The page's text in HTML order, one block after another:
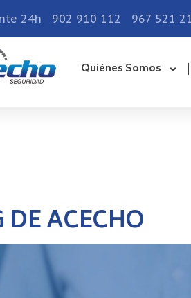
24h 902 910 112 967 521
Quiénes Somos
DE ACECHO